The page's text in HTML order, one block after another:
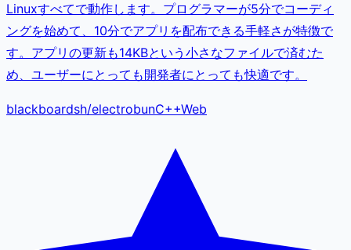
Linuxすべてで動作します。プログラマーが5分でコーディ
ングを始めて、10分でアプリを配布できる手軽さが特徴で
す。アプリの更新も14KBという小さなファイルで済むた
め、ユーザーにとっても開発者にとっても快適です。
blackboardsh/electrobunC++Web